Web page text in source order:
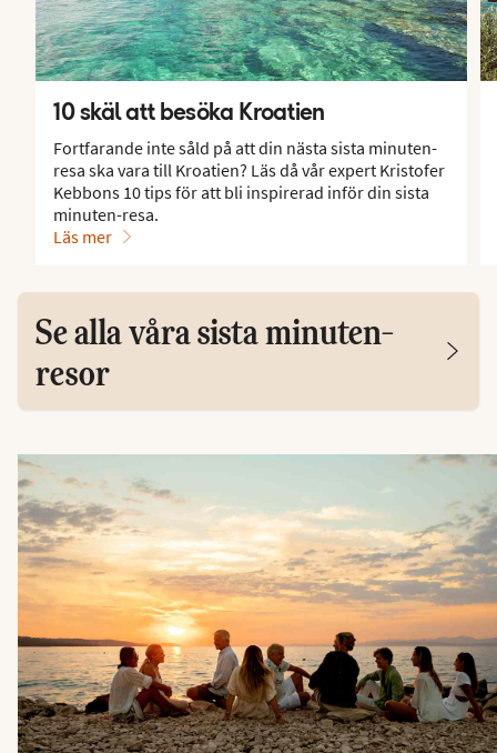
10 skäl att besöka Kroatien
Fortfarande inte såld på att din nästa sista minuten-
resa ska vara till Kroatien? Läs då vår expert Kristofer
Kebbons 10 tips för att bli inspirerad inför din sista
minuten-resa.
Läs mer
Se alla våra sista minuten-
resor